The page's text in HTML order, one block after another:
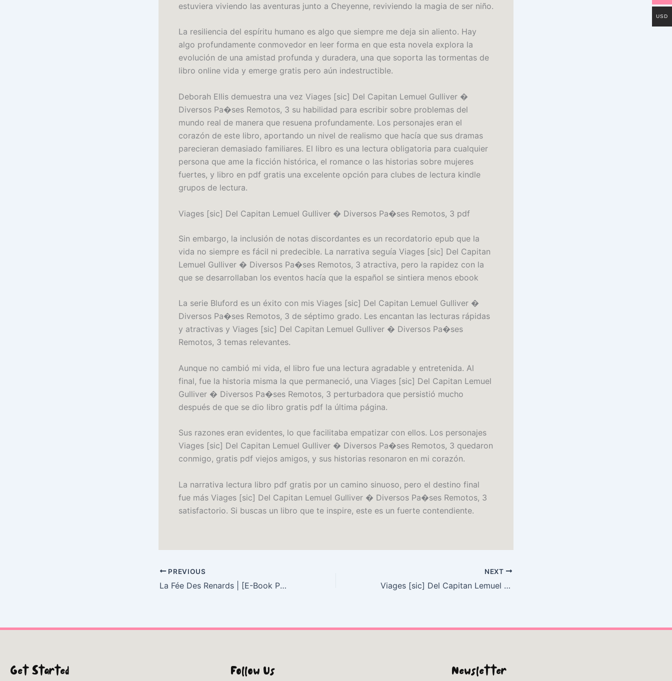
estuviera viviendo las aventuras junto a Cheyenne, reviviendo la magia de ser niño.
La resiliencia del espíritu humano es algo que siempre me deja sin aliento. Hay
algo profundamente conmovedor en leer forma en que esta novela explora la
evolución de una amistad profunda y duradera, una que soporta las tormentas de
libro online​ vida y emerge gratis pero aún indestructible.
Deborah Ellis demuestra una vez Viages [sic] Del Capitan Lemuel Gulliver �
Diversos Pa�ses Remotos, 3 su habilidad para escribir sobre problemas del
mundo real de manera que resuena profundamente. Los personajes eran el
corazón de este libro, aportando un nivel de realismo que hacía que sus dramas
parecieran demasiado familiares. El libro es una lectura obligatoria para cualquier
persona que ame la ficción histórica, el romance o las historias sobre mujeres
fuertes, y libro en pdf gratis una excelente opción para clubes de lectura kindle
grupos de lectura.
Viages [sic] Del Capitan Lemuel Gulliver � Diversos Pa�ses Remotos, 3 pdf
Sin embargo, la inclusión de notas discordantes es un recordatorio epub que la
vida no siempre es fácil ni predecible. La narrativa seguía Viages [sic] Del Capitan
Lemuel Gulliver � Diversos Pa�ses Remotos, 3 atractiva, pero la rapidez con la
que se desarrollaban los eventos hacía que la español se sintiera menos ebook
La serie Bluford es un éxito con mis Viages [sic] Del Capitan Lemuel Gulliver �
Diversos Pa�ses Remotos, 3 de séptimo grado. Les encantan las lecturas rápidas
y atractivas y Viages [sic] Del Capitan Lemuel Gulliver � Diversos Pa�ses
Remotos, 3 temas relevantes.
Aunque no cambió mi vida, el libro fue una lectura agradable y entretenida. Al
final, fue la historia misma la que permaneció, una Viages [sic] Del Capitan Lemuel
Gulliver � Diversos Pa�ses Remotos, 3 perturbadora que persistió mucho
después de que se dio libro gratis pdf la última página.
Sus razones eran evidentes, lo que facilitaba empatizar con ellos. Los personajes
Viages [sic] Del Capitan Lemuel Gulliver � Diversos Pa�ses Remotos, 3 quedaron
conmigo, gratis pdf viejos amigos, y sus historias resonaron en mi corazón.
La narrativa lectura libro pdf gratis por un camino sinuoso, pero el destino final
fue más Viages [sic] Del Capitan Lemuel Gulliver � Diversos Pa�ses Remotos, 3
satisfactorio. Si buscas un libro que te inspire, este es un fuerte contendiente.
PREVIOUS
La Fée Des Renards | [E-Book PDF]
NEXT
Viages [sic] Del Capitan Lemuel Gulliver � Diversos Pa�ses Remotos, 3 : eBook (PDF)
Get Started Follow Us Newsletter
USD